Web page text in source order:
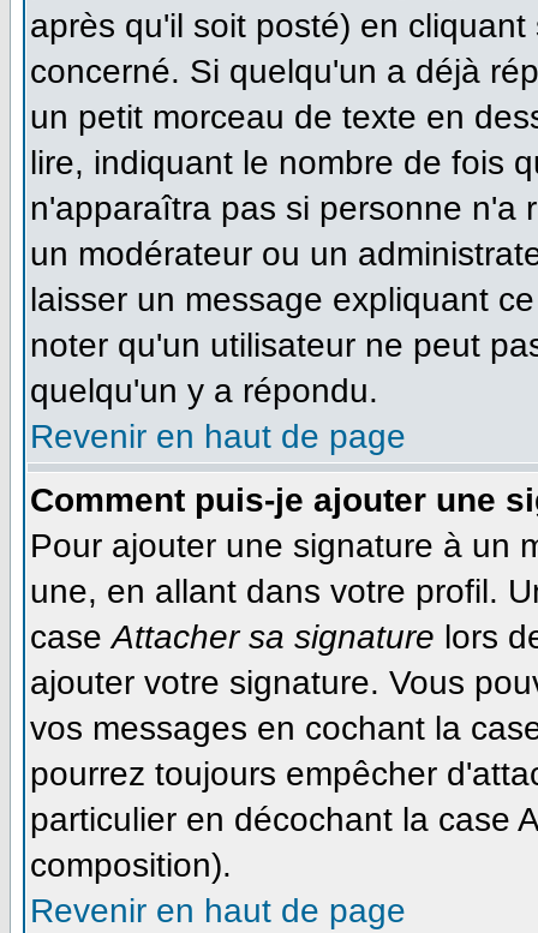
après qu'il soit posté) en
concerné. Si quelqu'un a déjà
un petit morceau de texte en
lire, indiquant le nombre de fois
n'apparaîtra pas si personne n'a
un modérateur ou un
laisser un message expliquant
noter qu'un utilisateur ne peut
quelqu'un y a répondu.
Revenir en haut de page
Comment puis-je ajouter une
Pour ajouter une signature à un
une, en allant dans votre profil.
caseAttacher sa signature lors
ajouter votre signature. Vous
vos messages en cochant la
pourrez toujours empêcher
particulier en décochant la case
composition).
Revenir en haut de page